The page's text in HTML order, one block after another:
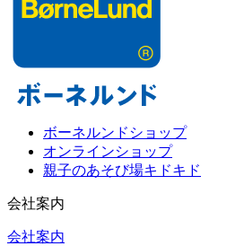
ボーネルンドショップ
オンラインショップ
親子のあそび場キドキド
会社案内
会社案内